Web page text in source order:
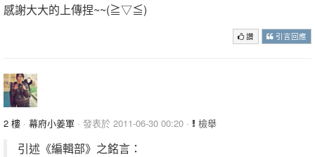
感謝大大的上傳捏~~(≧▽≦)
讚 引言回應
2 樓 · 幕府小姜軍 · 發表於 2011-06-30 00:20 · 檢舉
引述《編輯部》之銘言：